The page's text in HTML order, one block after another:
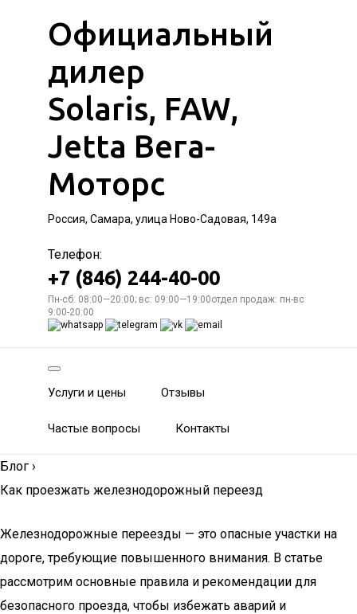
Официальный
дилер
Solaris, FAW,
Jetta Вега-
Моторс
Россия, Самара, улица Ново-Садовая, 149а
Телефон:
+7 (846) 244-40-00
Пн-сб: 08:00—20:00; вс: 09:00—19:00отдел продаж: пн-вс
9:00-20:00
Услуги и цены Отзывы
Частые вопросы Контакты
Блог ›
Как проезжать железнодорожный переезд
Железнодорожные переезды — это опасные участки на
дороге, требующие повышенного внимания. В статье
рассмотрим основные правила и рекомендации для
безопасного проезда, чтобы избежать аварий и